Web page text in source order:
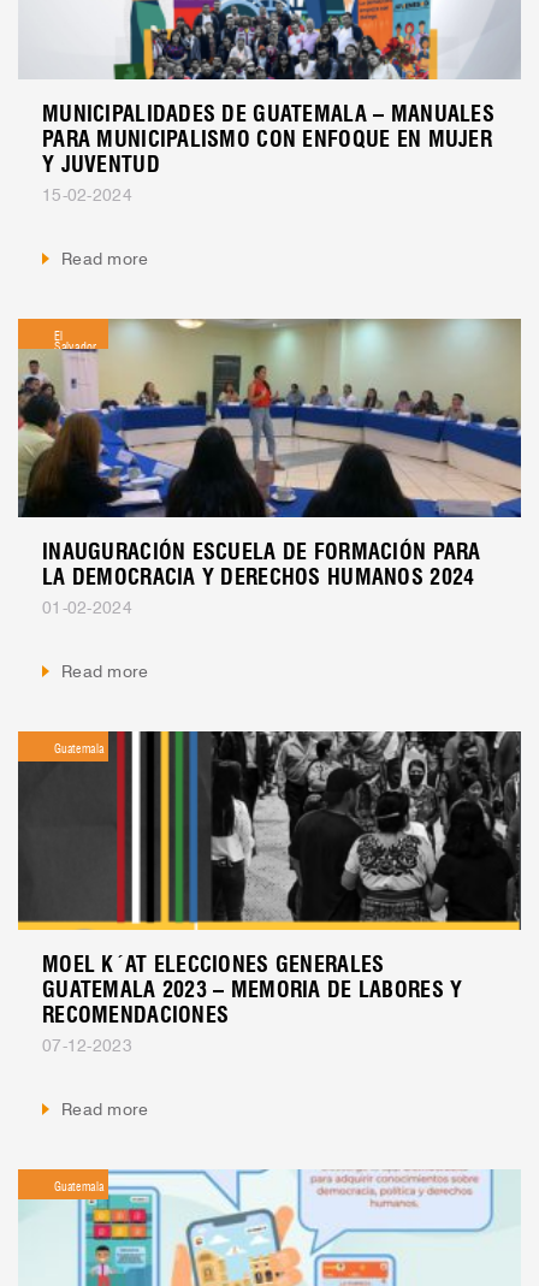
MUNICIPALIDADES DE GUATEMALA – MANUALES
PARA MUNICIPALISMO CON ENFOQUE EN MUJER
Y JUVENTUD
15-02-2024
Read more
INAUGURACIÓN ESCUELA DE FORMACIÓN PARA
LA DEMOCRACIA Y DERECHOS HUMANOS 2024
01-02-2024
Read more
El
Salvador
MOEL K´AT ELECCIONES GENERALES
GUATEMALA 2023 – MEMORIA DE LABORES Y
RECOMENDACIONES
07-12-2023
Read more
Guatemala
Guatemala